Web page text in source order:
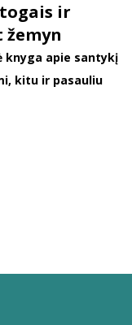
ir
knyga apie santykį
kitu ir pasauliu